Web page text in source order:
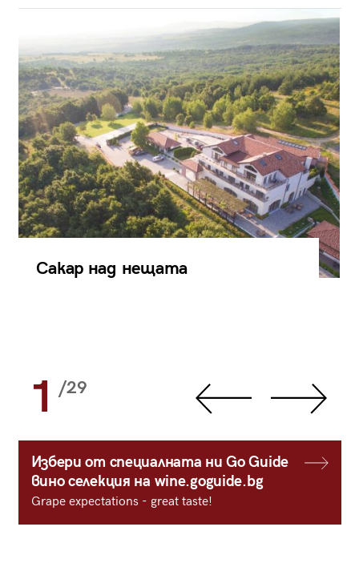
Сакар над нещата
1 /29
Избери от специалната ни Go Guide
вино селекция на wine.goguide.bg
Grape expectations - great taste!